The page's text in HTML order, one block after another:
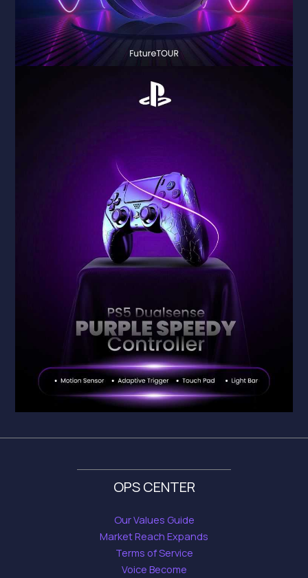
OPS CENTER
Our Values Guide
Market Reach Expands
Terms of Service
Voice Become